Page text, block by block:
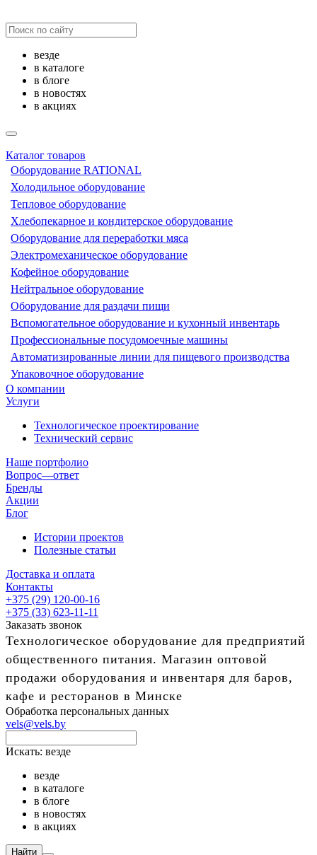
везде
в каталоге
в блоге
в новостях
в акциях
Каталог товаров
Оборудование RATIONAL
Холодильное оборудование
Тепловое оборудование
Хлебопекарное и кондитерское оборудование
Оборудование для переработки мяса
Электромеханическое оборудование
Кофейное оборудование
Нейтральное оборудование
Оборудование для раздачи пищи
Вспомогательное оборудование и кухонный инвентарь
Профессиональные посудомоечные машины
Автоматизированные линии для пищевого производства
Упаковочное оборудование
О компании
Услуги
Технологическое проектирование
Технический сервис
Наше портфолио
Вопрос—ответ
Бренды
Акции
Блог
Истории проектов
Полезные статьи
Доставка и оплата
Контакты
+375 (29) 120-00-16
+375 (33) 623-11-11
Заказать звонок
Технологическое оборудование для предприятий
общественного питания. Магазин оптовой
продажи оборудования и инвентаря для баров,
кафе и ресторанов в Минске
Обработка персональных данных
vels@vels.by
Искать: везде
везде
в каталоге
в блоге
в новостях
в акциях
Найти